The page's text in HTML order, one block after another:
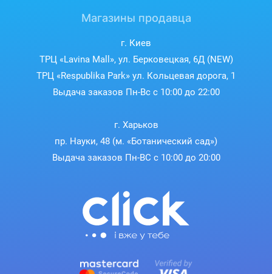
Магазины продавца
г. Киев
ТРЦ «Lavina Mall», ул. Берковецкая, 6Д (NEW)
ТРЦ «Respublika Park» ул. Кольцевая дорога, 1
Выдача заказов Пн-Вс с 10:00 до 22:00
г. Харьков
пр. Науки, 48 (м. «Ботанический сад»)
Выдача заказов Пн-ВС с 10:00 до 20:00